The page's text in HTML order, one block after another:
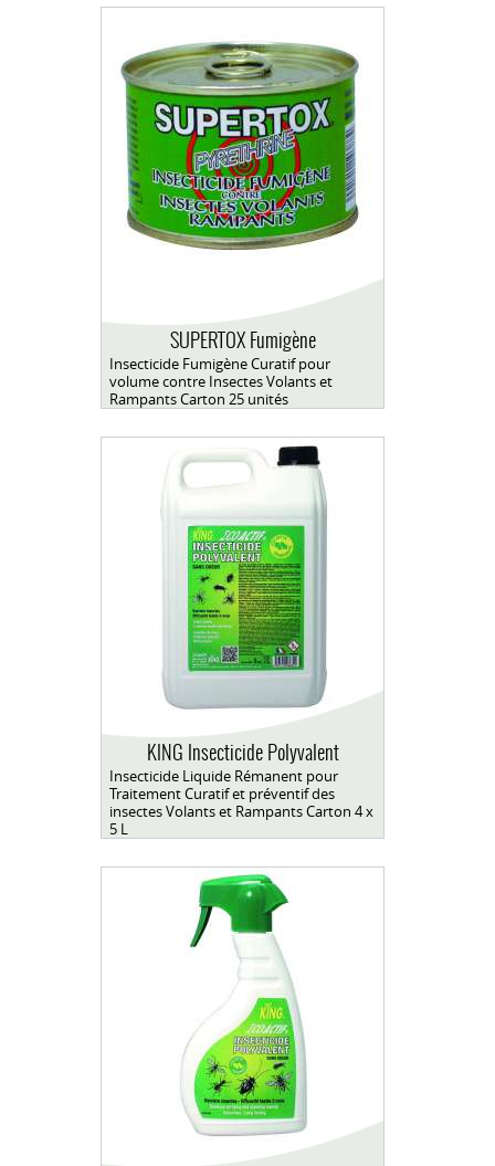
SUPERTOX Fumigène
Insecticide Fumigène Curatif pour
volume contre Insectes Volants et
Rampants Carton 25 unités
KING Insecticide Polyvalent
Insecticide Liquide Rémanent pour
Traitement Curatif et préventif des
insectes Volants et Rampants Carton 4 x
5 L